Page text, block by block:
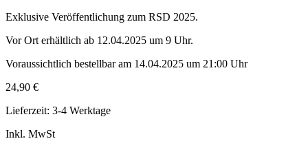
Exklusive Veröffentlichung zum RSD 2025.
Vor Ort erhältlich ab 12.04.2025 um 9 Uhr.
Voraussichtlich bestellbar am 14.04.2025 um 21:00 Uhr
24,90 €
Lieferzeit: 3-4 Werktage
Inkl. MwSt